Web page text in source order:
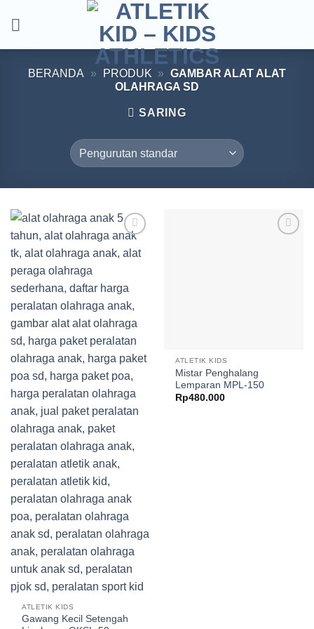
BERANDA » PRODUK » GAMBAR ALAT ALAT
OLAHRAGA SD
SARING
wishlist
ATLETIK KIDS
Gawang Kecil Setengah
ATLETIK KIDS
Mistar Penghalang
Lemparan MPL-150
Rp480.000